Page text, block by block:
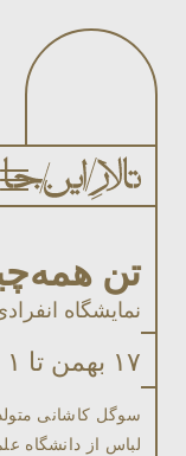
تن
نمایشگاه
۱۷ بهمن تا ۱ اسفند‌ماه ۱۳۹۹
لباس از دانشگاه